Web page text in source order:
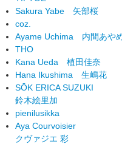
Sakura Yabe 矢部桜
coz.
Ayame Uchima 内間あや
THO
Kana Ueda 植田佳奈
Hana Ikushima 生嶋花
SŌK ERICA SUZUKI
鈴木絵里加
pienilusikka
Aya Courvoisier
クヴァジエ 彩